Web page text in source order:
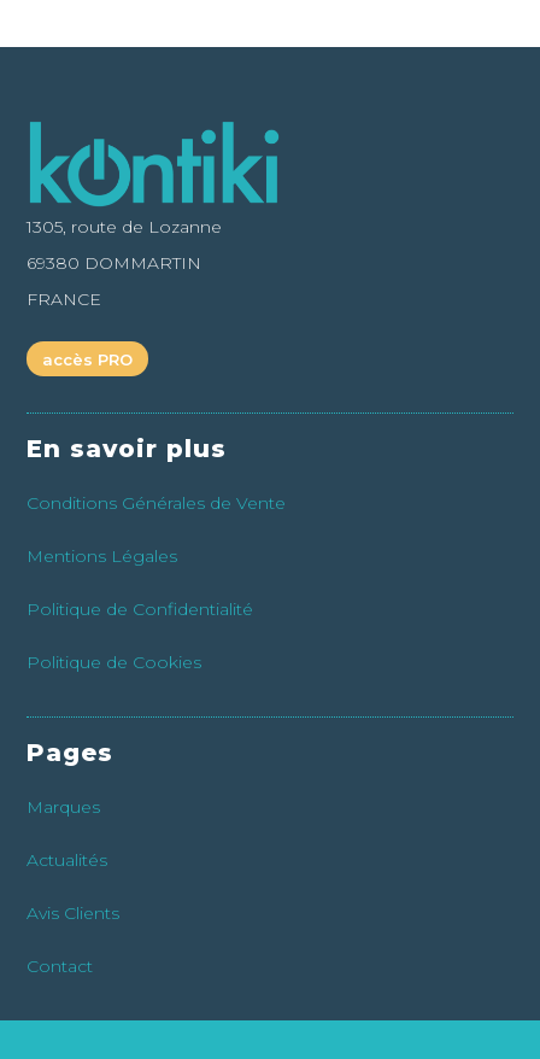
1305, route de Lozanne
69380 DOMMARTIN
FRANCE
accès PRO
En savoir plus
Conditions Générales de Vente
Mentions Légales
Politique de Confidentialité
Politique de Cookies
Pages
Marques
Actualités
Avis Clients
Contact